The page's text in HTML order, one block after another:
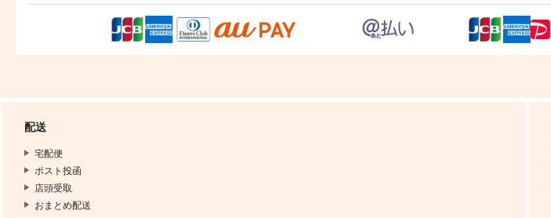
配送
宅配便
ポスト投函
店頭受取
おまとめ配送